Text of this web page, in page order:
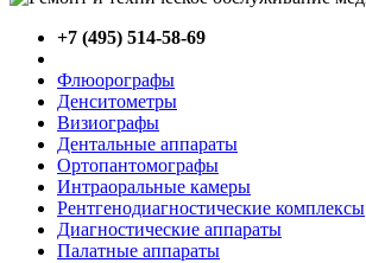
+7 (495) 514-58-69
Флюорографы
Денситометры
Визиографы
Дентальные аппараты
Ортопантомографы
Интраоральные камеры
Рентгенодиагностические комплексы
Диагностические аппараты
Палатные аппараты